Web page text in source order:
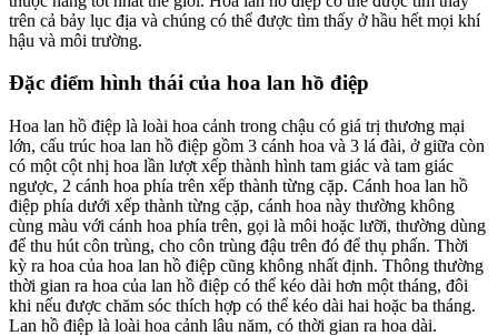
trên cả bảy lục địa và chúng có thể được tìm thấy ở hầu hết mọi khí
hậu và môi trường.
Đặc điểm hình thái của hoa lan hồ điệp
Hoa lan hồ điệp là loài hoa cảnh trong chậu có giá trị thương mại
lớn, cấu trúc hoa lan hồ điệp gồm 3 cánh hoa và 3 lá đài, ở giữa còn
có một cột nhị hoa lần lượt xếp thành hình tam giác và tam giác
ngược, 2 cánh hoa phía trên xếp thành từng cặp. Cánh hoa lan hồ
điệp phía dưới xếp thành từng cặp, cánh hoa này thường không
cùng màu với cánh hoa phía trên, gọi là môi hoặc lưỡi, thường dùng
để thu hút côn trùng, cho côn trùng đậu trên đó để thụ phấn. Thời
kỳ ra hoa của hoa lan hồ điệp cũng không nhất định. Thông thường
thời gian ra hoa của lan hồ điệp có thể kéo dài hơn một tháng, đôi
khi nếu được chăm sóc thích hợp có thể kéo dài hai hoặc ba tháng.
Lan hồ điệp là loài hoa cảnh lâu năm, có thời gian ra hoa dài.